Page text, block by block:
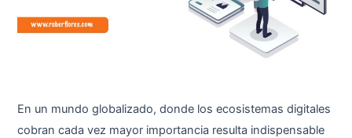
En un mundo globalizado, donde los ecosistemas digitales
cobran cada vez mayor importancia resulta indispensable